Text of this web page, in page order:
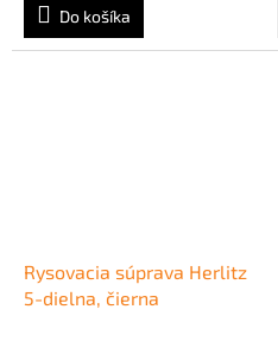
Do košíka
Rysovacia súprava Herlitz
5-dielna, čierna